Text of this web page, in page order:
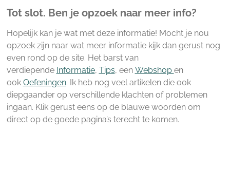
Tot slot. Ben je opzoek naar meer info?
Hopelijk kan je wat met deze informatie! Mocht je nou
opzoek zijn naar wat meer informatie kijk dan gerust nog
even rond op de site. Het barst van
verdiepende Informatie, Tips, een Webshop en
ook Oefeningen. Ik heb nog veel artikelen die ook
diepgaander op verschillende klachten of problemen
ingaan. Klik gerust eens op de blauwe woorden om
direct op de goede pagina’s terecht te komen.